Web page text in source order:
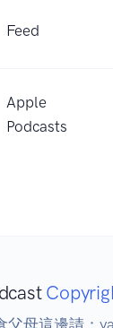
Feed
Apple
Podcasts
父母這邊請：